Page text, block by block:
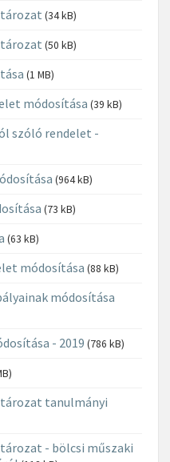
(34 kB)
(50 kB)
(1 MB)
módosítása (39 kB)
szóló rendelet -
(964 kB)
(73 kB)
(63 kB)
módosítása (88 kB)
módosítása
- 2019 (786 kB)
tanulmányi
- bölcsi műszaki